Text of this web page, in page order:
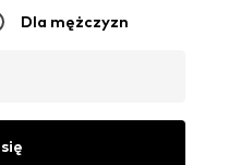
Dla mężczyzn